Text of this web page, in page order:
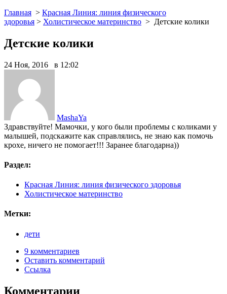
Главная > Красная Линия: линия физического
здоровья > Холистическое материнство > Детские колики
Детские колики
24 Ноя, 2016 в 12:02
MashaYa
Здравствуйте! Мамочки, у кого были проблемы с коликами у
малышей, подскажите как справлялись, не знаю как помочь
крохе, ничего не помогает!!! Заранее благодарна))
Раздел:
Красная Линия: линия физического здоровья
Холистическое материнство
Метки:
дети
9 комментариев
Оставить комментарий
Ссылка
Комментарии